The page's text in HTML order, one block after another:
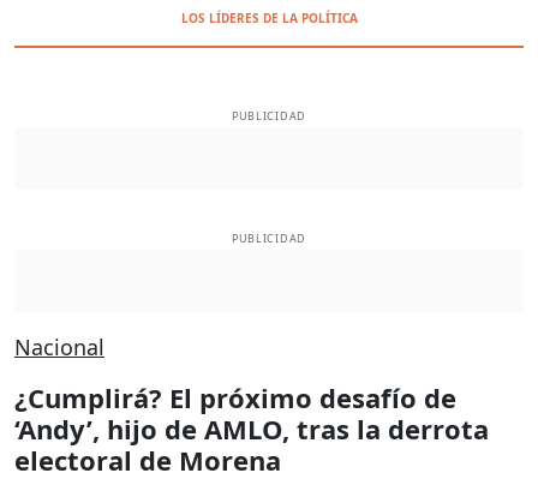
LOS LÍDERES DE LA POLÍTICA
PUBLICIDAD
PUBLICIDAD
Nacional
¿Cumplirá? El próximo desafío de
‘Andy’, hijo de AMLO, tras la derrota
electoral de Morena